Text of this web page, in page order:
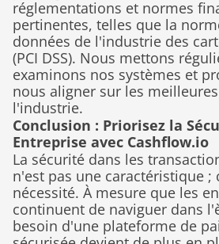
réglementations et normes
pertinentes, telles que la
données de l'industrie des
(PCI DSS). Nous mettons
examinons nos systèmes et
nous aligner sur les
l'industrie.
Conclusion : Priorisez la
Entreprise avec Cashflow.io
La sécurité dans les
n'est pas une caractéristique ;
nécessité. À mesure que les
continuent de naviguer dans
besoin d'une plateforme de